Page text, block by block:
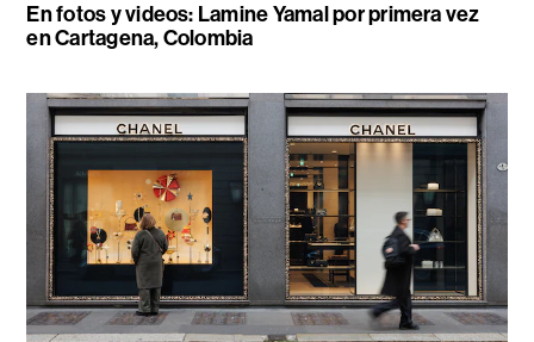
En fotos y videos: Lamine Yamal por primera vez
en Cartagena, Colombia